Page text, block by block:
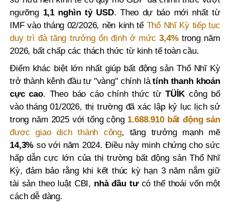
ngưỡng 1,1 nghìn tỷ USD. Theo dự báo mới nhất từ
IMF vào tháng 02/2026, nền kinh tế Thổ Nhĩ Kỳ tiếp tục
duy trì đà tăng trưởng ổn định ở mức3,4%trong năm
2026, bất chấp các thách thức từ kinh tế toàn cầu.
Điểm khác biệt lớn nhất giúp bất động sản Thổ Nhĩ Kỳ
trở thành kênh đầu tư "vàng" chính làtính thanh khoản
cực cao. Theo báo cáo chính thức từ TÜİK công bố
vào tháng 01/2026, thị trường đã xác lập kỷ lục lịch sử
trong năm 2025 với tổng cộng 1.688.910 bất động sản
được giao dịch thành công, tăng trưởng mạnh mẽ
14,3% so với năm 2024. Điều này minh chứng cho sức
hấp dẫn cực lớn của thị trường bất động sản Thổ Nhĩ
Kỳ, đảm bảo rằng khi kết thúc kỳ hạn 3 năm nắm giữ
tài sản theo luật CBI, nhà đầu tưcó thể thoái vốn một
cách dễ dàng.